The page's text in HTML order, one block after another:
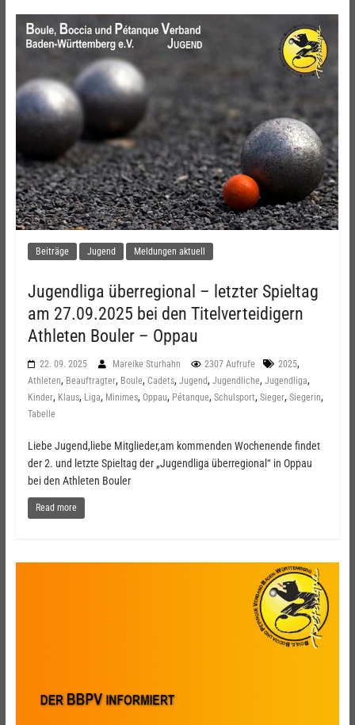
Beiträge Jugend Meldungen aktuell
Jugendliga überregional – letzter Spieltag
am 27.09.2025 bei den Titelverteidigern
Athleten Bouler – Oppau
22. 09. 2025 Mareike Sturhahn 2307 Aufrufe 2025,
Athleten, Beauftragter, Boule, Cadets, Jugend, Jugendliche, Jugendliga,
Kinder, Klaus, Liga, Minimes, Oppau, Pétanque, Schulsport, Sieger, Siegerin,
Tabelle
Liebe Jugend,liebe Mitglieder,am kommenden Wochenende findet
der 2. und letzte Spieltag der „Jugendliga überregional“ in Oppau
bei den Athleten Bouler
Read more